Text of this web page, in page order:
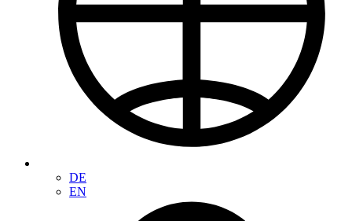
DE
EN